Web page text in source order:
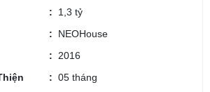
1,3 tỷ
NEOHouse
2016
05 tháng